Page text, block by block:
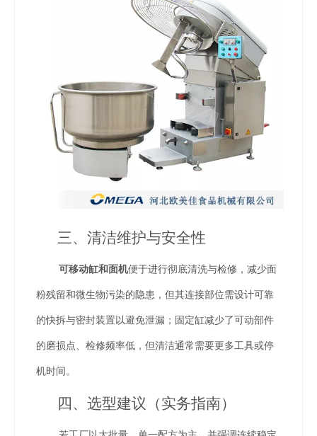
三、清洁维护与安全性
可移动缸和面机便于进行彻底清洗与检修，减少面
粉残留和微生物污染的隐患，但其连接部位需设计可靠
的快拆与密封装置以避免泄漏；固定缸减少了可动部件
的磨损点、检修频率低，但清洁通常需要更多工具或停
机时间。
四、选型建议（实务指南）